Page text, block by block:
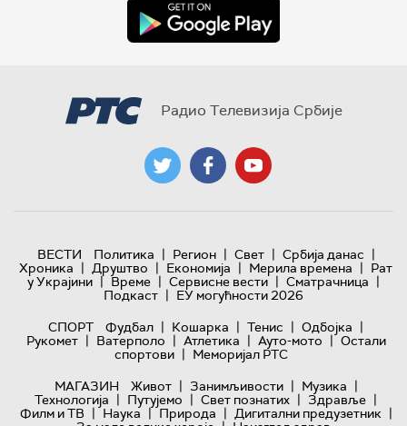
Радио Телевизија Србије
ВЕСТИ Политика | Регион | Свет | Србија данас |
Хроника | Друштво | Економија | Мерила времена | Рат
у Украјини | Време | Сервисне вести | Сматрачница |
Подкаст | ЕУ могућности 2026
СПОРТ
Фудбал | Кошарка | Тенис | Одбојка |
Рукомет | Ватерполо | Атлетика | Ауто-мото | Остали
спортови | Меморијал РТС
МАГАЗИН
Живот | Занимљивости | Музика |
Технологијa | Путујемо | Свет познатих | Здравље |
Филм и ТВ | Наука | Природа | Дигитални предузетник |